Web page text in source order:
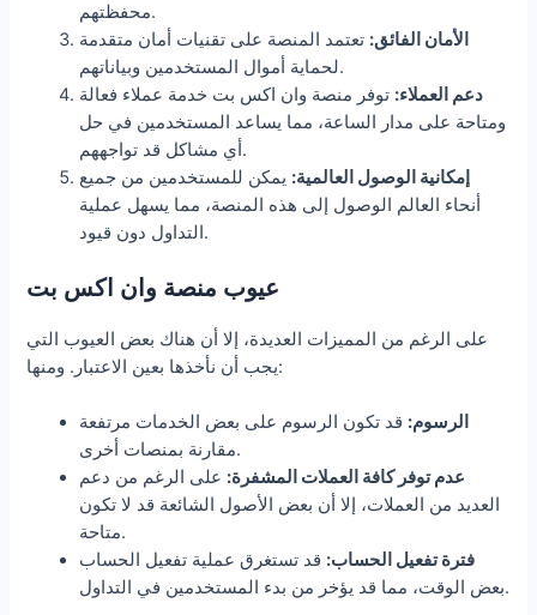
محفظتهم.
الأمان الفائق: تعتمد المنصة على تقنيات أمان متقدمة
لحماية أموال المستخدمين وبياناتهم.
دعم العملاء: توفر منصة وان اكس بت خدمة عملاء فعالة
ومتاحة على مدار الساعة، مما يساعد المستخدمين في حل
أي مشاكل قد تواجههم.
إمكانية الوصول العالمية: يمكن للمستخدمين من جميع
أنحاء العالم الوصول إلى هذه المنصة، مما يسهل عملية
التداول دون قيود.
عيوب منصة وان اكس بت
على الرغم من المميزات العديدة، إلا أن هناك بعض العيوب التي
يجب أن نأخذها بعين الاعتبار. ومنها:
الرسوم: قد تكون الرسوم على بعض الخدمات مرتفعة
مقارنة بمنصات أخرى.
عدم توفر كافة العملات المشفرة: على الرغم من دعم
العديد من العملات، إلا أن بعض الأصول الشائعة قد لا تكون
متاحة.
فترة تفعيل الحساب: قد تستغرق عملية تفعيل الحساب
بعض الوقت، مما قد يؤخر من بدء المستخدمين في التداول.